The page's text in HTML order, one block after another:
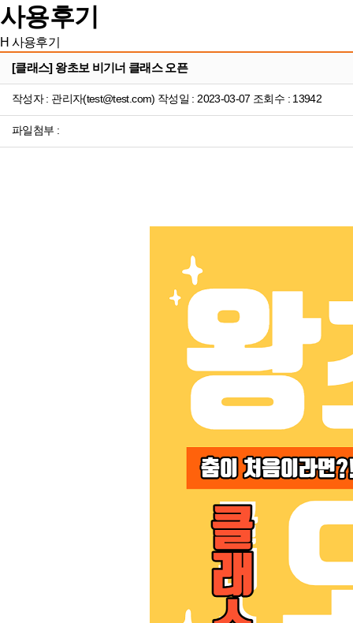
사용후기
H 사용후기
[클래스] 왕초보 비기너 클래스 오픈
작성자 : 관리자(test@test.com) 작성일 : 2023-03-07 조회수 : 13942
파일첨부 :